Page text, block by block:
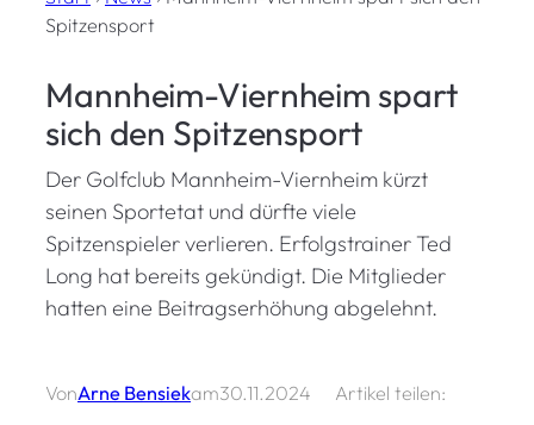
Spitzensport
Mannheim-Viernheim spart
sich den Spitzensport
Der Golfclub Mannheim-Viernheim kürzt
seinen Sportetat und dürfte viele
Spitzenspieler verlieren. Erfolgstrainer Ted
Long hat bereits gekündigt. Die Mitglieder
hatten eine Beitragserhöhung abgelehnt.
VonArne Bensiekam30.11.2024 Artikel teilen: